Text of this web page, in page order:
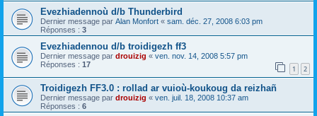
Evezhiadennoù d/b Thunderbird
Dernier message par Alan Monfort « sam. déc. 27, 2008 6:03 pm
Réponses : 3
Evezhiadennou d/b troidigezh ff3
Dernier message par drouizig « ven. nov. 14, 2008 5:57 pm
Réponses : 17 1 2
Troidigezh FF3.0 : rollad ar vuioù-koukoug da reizhañ
Dernier message par drouizig « ven. juil. 18, 2008 10:37 am
Réponses : 6